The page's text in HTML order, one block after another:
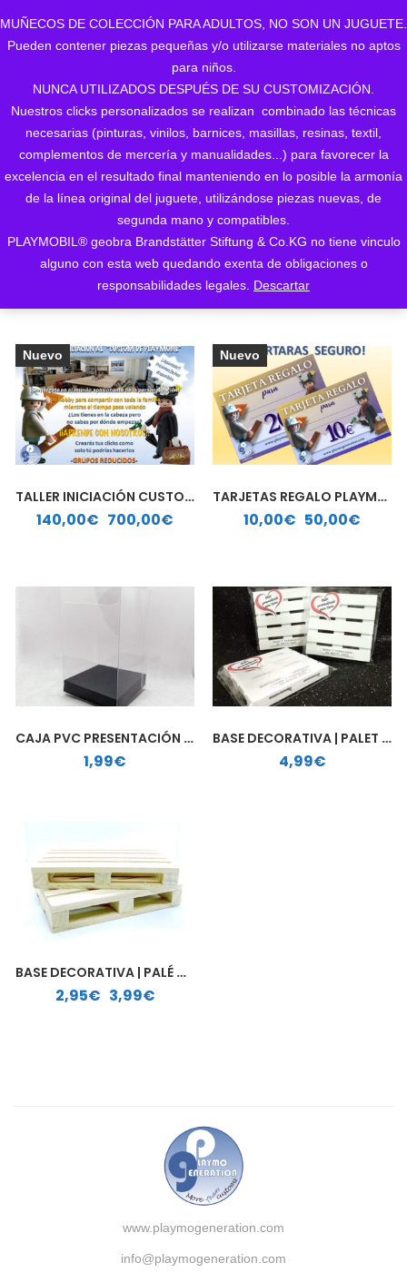
MUÑECOS DE COLECCIÓN PARA ADULTOS, NO SON UN JUGUETE.
Pueden contener piezas pequeñas y/o utilizarse materiales no aptos
para niños.
NUNCA UTILIZADOS DESPUÉS DE SU CUSTOMIZACIÓN.
Nuestros clicks personalizados se realizan combinado las técnicas
necesarias (pinturas, vinilos, barnices, masillas, resinas, textil,
complementos de mercería y manualidades...) para favorecer la
excelencia en el resultado final manteniendo en lo posible la armonía
de la línea original del juguete, utilizándose piezas nuevas, de
segunda mano y compatibles.
PLAYMOBIL® geobra Brandstätter Stiftung & Co.KG no tiene vinculo
alguno con esta web quedando exenta de obligaciones o
responsabilidades legales. Descartar
Mostrando los 5 resultadosOrdenado
los
ORDENAR POR LOS
ÚLTIMOS
Nuevo
TALLER INICIACIÓN CUSTOM PLAYMOBIL
140,00€ 700,00€
Rango de precios: desde 140,00€ hasta 700,00€
Nuevo
TARJETAS REGALO PLAYMO GENERATION
10,00€ 50,00€
Rango de precios: desde 10,00€ hasta 50,00€
CAJA PVC PRESENTACIÓN REGALO
1,99€
BASE DECORATIVA | PALET MADERA
4,99€
BASE DECORATIVA | PALÉ MADERA
2,95€ 3,99€
Rango de precios: desde 2,95€ hasta 3,99€
www.playmogeneration.com
info@playmogeneration.com